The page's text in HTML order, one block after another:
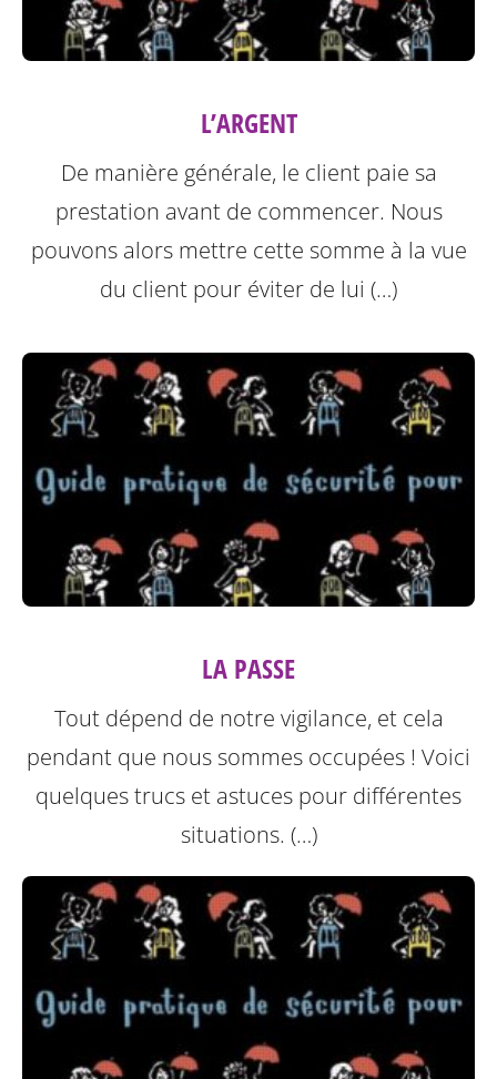
L’ARGENT
De manière générale, le client paie sa
prestation avant de commencer. Nous
pouvons alors mettre cette somme à la vue
du client pour éviter de lui (…)
LA PASSE
Tout dépend de notre vigilance, et cela
pendant que nous sommes occupées ! Voici
quelques trucs et astuces pour différentes
situations. (…)